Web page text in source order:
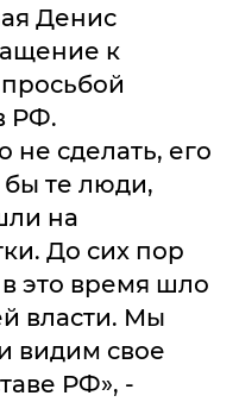
Денис
к
РФ.
сделать, его
те люди,
на
До сих пор
это время шло
власти. Мы
видим свое
РФ», -